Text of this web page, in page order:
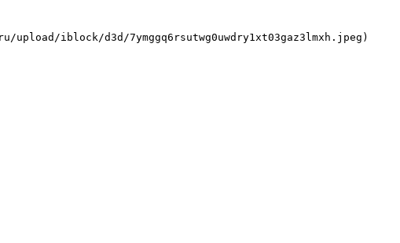
upload/iblock/d3d/7ymggq6rsutwg0uwdry1xt03gaz3lmxh.jpeg)